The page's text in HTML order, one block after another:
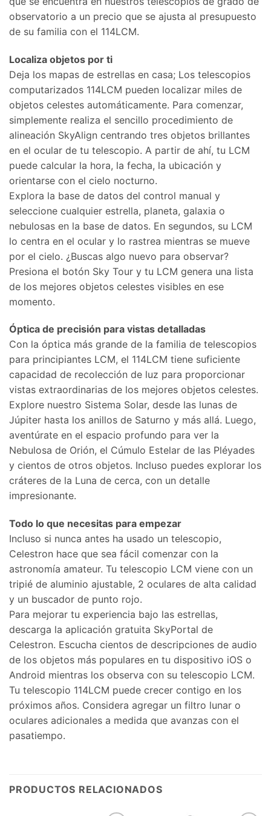
observatorio a un precio que se ajusta al presupuesto
de su familia con el 114LCM.
Localiza objetos por ti
Deja los mapas de estrellas en casa; Los telescopios
computarizados 114LCM pueden localizar miles de
objetos celestes automáticamente. Para comenzar,
simplemente realiza el sencillo procedimiento de
alineación SkyAlign centrando tres objetos brillantes
en el ocular de tu telescopio. A partir de ahí, tu LCM
puede calcular la hora, la fecha, la ubicación y
orientarse con el cielo nocturno.
Explora la base de datos del control manual y
seleccione cualquier estrella, planeta, galaxia o
nebulosas en la base de datos. En segundos, su LCM
lo centra en el ocular y lo rastrea mientras se mueve
por el cielo. ¿Buscas algo nuevo para observar?
Presiona el botón Sky Tour y tu LCM genera una lista
de los mejores objetos celestes visibles en ese
momento.
Óptica de precisión para vistas detalladas
Con la óptica más grande de la familia de telescopios
para principiantes LCM, el 114LCM tiene suficiente
capacidad de recolección de luz para proporcionar
vistas extraordinarias de los mejores objetos celestes.
Explore nuestro Sistema Solar, desde las lunas de
Júpiter hasta los anillos de Saturno y más allá. Luego,
aventúrate en el espacio profundo para ver la
Nebulosa de Orión, el Cúmulo Estelar de las Pléyades
y cientos de otros objetos. Incluso puedes explorar los
cráteres de la Luna de cerca, con un detalle
impresionante.
Todo lo que necesitas para empezar
Incluso si nunca antes ha usado un telescopio,
Celestron hace que sea fácil comenzar con la
astronomía amateur. Tu telescopio LCM viene con un
tripié de aluminio ajustable, 2 oculares de alta calidad
y un buscador de punto rojo.
Para mejorar tu experiencia bajo las estrellas,
descarga la aplicación gratuita SkyPortal de
Celestron. Escucha cientos de descripciones de audio
de los objetos más populares en tu dispositivo iOS o
Android mientras los observa con su telescopio LCM.
Tu telescopio 114LCM puede crecer contigo en los
próximos años. Considera agregar un filtro lunar o
oculares adicionales a medida que avanzas con el
pasatiempo.
PRODUCTOS RELACIONADOS